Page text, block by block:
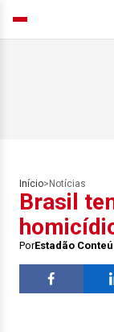
Início> Notícias
Brasil
PorEstadão